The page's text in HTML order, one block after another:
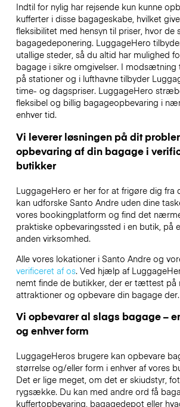
Indtil for nylig har rejsende kun kunne
kufferter i disse bagageskabe, hvilket
fleksibilitet med hensyn til priser, hvor de
bagagedeponering. LuggageHero
utallige steder, så du altid har mulighed
bagage i sikre omgivelser. I modsætning
på stationer og i lufthavne tilbyder
time- og dagspriser. LuggageHero
fleksibel og billig bagageopbevaring i
enhver tid.
Vi leverer løsningen på dit
opbevaring af din bagage i
butikker
LuggageHero er her for at frigøre dig fra
kan udforske Santo Andre uden dine
vores bookingplatform og find det
praktiske opbevaringssted i en butik, på
anden virksomhed.
Alle vores lokationer i Santo Andre og
verificeret af os. Ved hjælp af
nemt finde de butikker, der er tættest på
attraktioner og opbevare din bagage der.
Vi opbevarer al slags bagage –
og enhver form
LuggageHeros brugere kan opbevare
størrelse og/eller form i enhver af vores
Det er lige meget, om det er skiudstyr,
rygsække. Du kan med andre ord få
kuffertopbevaring, bagagedepot eller